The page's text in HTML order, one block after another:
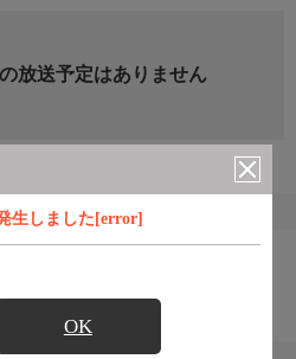
生しました[error]
OK
放送予定はありません
組